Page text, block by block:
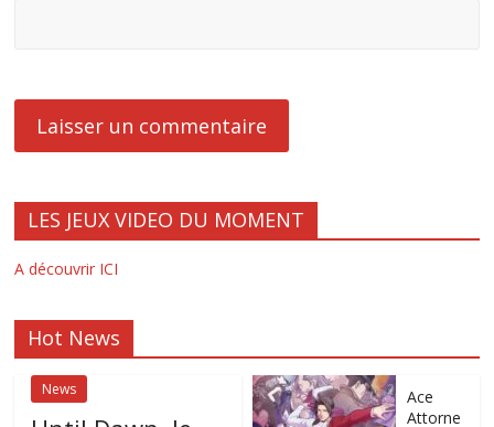
LES JEUX VIDEO DU MOMENT
A découvrir ICI
Hot News
News
Ace
Attorne